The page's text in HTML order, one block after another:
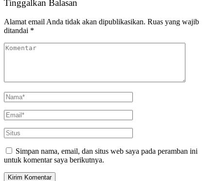
Tinggalkan Balasan
Alamat email Anda tidak akan dipublikasikan. Ruas yang wajib
ditandai *
Simpan nama, email, dan situs web saya pada peramban ini
untuk komentar saya berikutnya.